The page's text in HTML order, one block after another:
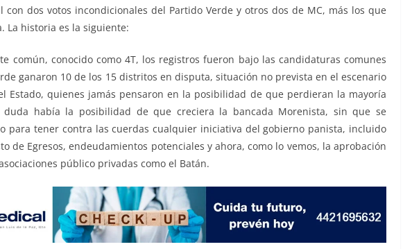
dos votos incondicionales del Partido Verde y otros dos de MC, más los que
La historia es la siguiente:
común, conocido como 4T, los registros fueron bajo las candidaturas comunes
ganaron 10 de los 15 distritos en disputa, situación no prevista en el escenario
Estado, quienes jamás pensaron en la posibilidad de que perdieran la mayoría
duda había la posibilidad de que creciera la bancada Morenista, sin que se
para tener contra las cuerdas cualquier iniciativa del gobierno panista, incluido
de Egresos, endeudamientos potenciales y ahora, como lo vemos, la aprobación
público privadas como el Batán.